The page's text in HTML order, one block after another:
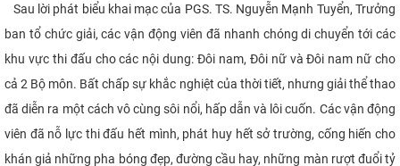
Sau lời phát biểu khai mạc của PGS. TS. Nguyễn Mạnh Tuyển, Trưởng
ban tổ chức giải, các vận động viên đã nhanh chóng di chuyển tới các
khu vực thi đấu cho các nội dung: Đôi nam, Đôi nữ và Đôi nam nữ cho
cả 2 Bộ môn. Bất chấp sự khắc nghiệt của thời tiết, nhưng giải thể thao
đã diễn ra một cách vô cùng sôi nổi, hấp dẫn và lôi cuốn. Các vận động
viên đã nỗ lực thi đấu hết mình, phát huy hết sở trường, cống hiến cho
khán giả những pha bóng đẹp, đường cầu hay, những màn rượt đuổi tỷ